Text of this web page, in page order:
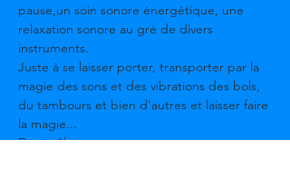
pause,un soin sonore énergétique, une
relaxation sonore au gré de divers
instruments.
Juste à se laisser porter, transporter par la
magie des sons et des vibrations des bols,
du tambours et bien d'autres et laisser faire
la magie...
Durée 1h